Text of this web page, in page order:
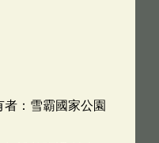
：雪霸國家公園